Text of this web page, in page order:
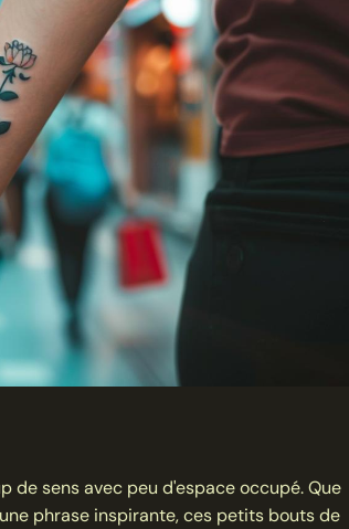
de sens avec peu d'espace occupé. Que
phrase inspirante, ces petits bouts de